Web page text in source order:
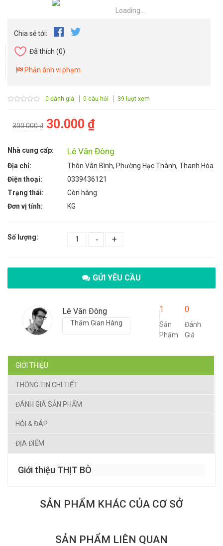
Loading...
Chia sẻ tới:
Đã thích (0)
Phản ánh vi phạm
0 đánh giá 0 câu hỏi 39 lượt xem
300.000 ₫ 30.000 ₫
Nhà cung cấp: Lê Văn Đông
Địa chỉ:
Thôn Vân Bình, Phường Hạc Thành, Thanh Hóa
Điện thoại:
0339436121
Trạng thái:
Còn hàng
Đơn vị tính:
KG
Số lượng: - +
GỬI YÊU CẦU
Lê Văn Đông
Thăm Gian Hàng
1
Sản
Phẩm
0
Đánh
Giá
GIỚI THIỆU
THÔNG TIN CHI TIẾT
ĐÁNH GIÁ SẢN PHẨM
HỎI & ĐÁP
ĐỊA ĐIỂM
Giới thiệu THỊT BÒ
SẢN PHẨM KHÁC CỦA CƠ SỞ
SẢN PHẨM LIÊN QUAN